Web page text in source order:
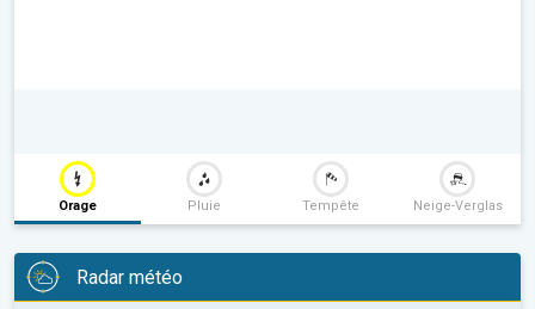
Orage Pluie Tempête Neige-Verglas
Radar météo